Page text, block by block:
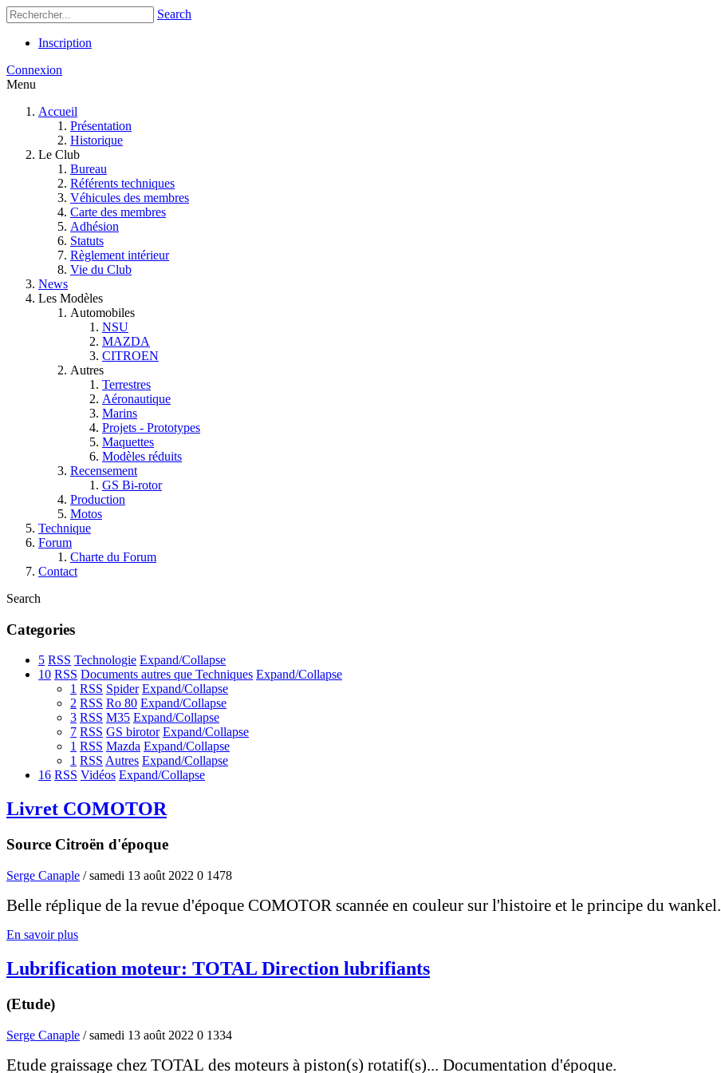
Search
Inscription
Connexion
Menu
Accueil
Présentation
Historique
Le Club
Bureau
Référents techniques
Véhicules des membres
Carte des membres
Adhésion
Statuts
Règlement intérieur
Vie du Club
News
Les Modèles
Automobiles
NSU
MAZDA
CITROEN
Autres
Terrestres
Aéronautique
Marins
Projets - Prototypes
Maquettes
Modèles réduits
Recensement
GS Bi-rotor
Production
Motos
Technique
Forum
Charte du Forum
Contact
Search
Categories
5 RSS Technologie Expand/Collapse
10 RSS Documents autres que Techniques Expand/Collapse
1 RSS Spider Expand/Collapse
2 RSS Ro 80 Expand/Collapse
3 RSS M35 Expand/Collapse
7 RSS GS birotor Expand/Collapse
1 RSS Mazda Expand/Collapse
1 RSS Autres Expand/Collapse
16 RSS Vidéos Expand/Collapse
Livret COMOTOR
Source Citroën d'époque
Serge Canaple / samedi 13 août 2022 0 1478
Belle réplique de la revue d'époque COMOTOR scannée en couleur sur l'histoire et le principe du wankel.
En savoir plus
Lubrification moteur: TOTAL Direction lubrifiants
(Etude)
Serge Canaple / samedi 13 août 2022 0 1334
Etude graissage chez TOTAL des moteurs à piston(s) rotatif(s)... Documentation d'époque.